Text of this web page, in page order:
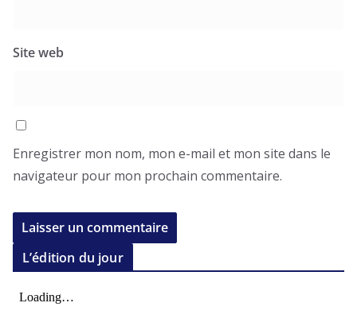
Site web
Enregistrer mon nom, mon e-mail et mon site dans le
navigateur pour mon prochain commentaire.
L’édition du jour